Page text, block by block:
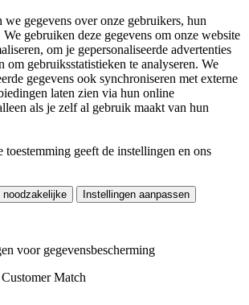
gegevens over onze gebruikers, hun
We gebruiken deze gegevens om onze website
om je gepersonaliseerde advertenties
om gebruiksstatistieken te analyseren. We
gegevens ook synchroniseren met externe
laten zien via hun online
als je zelf al gebruik maakt van hun
toestemming geeft de instellingen en ons
noodzakelijke Instellingen aanpassen
voor gegevensbescherming
Match